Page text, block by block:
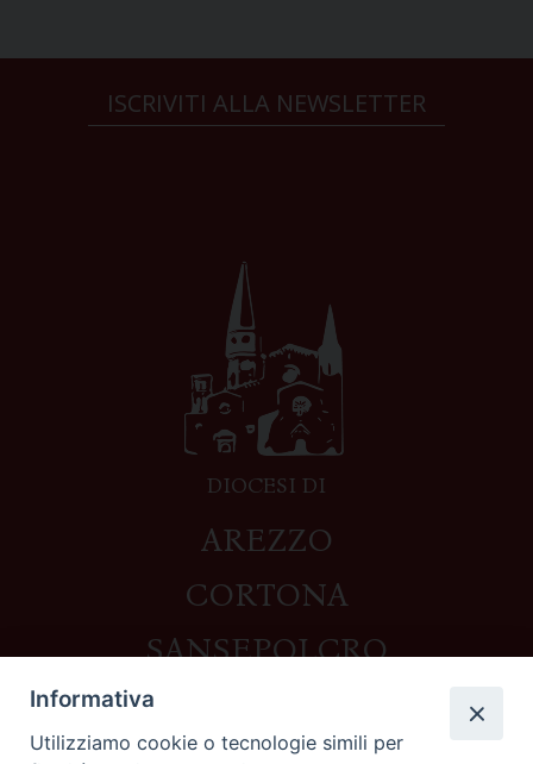
ISCRIVITI ALLA NEWSLETTER
DIOCESI DI
AREZZO
CORTONA
SANSEPOLCRO
Informativa
Utilizziamo cookie o tecnologie simili per